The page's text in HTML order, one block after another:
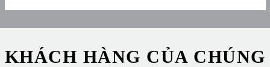
KHÁCH HÀNG CỦA CHÚNG